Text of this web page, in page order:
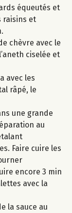
équeutés et
raisins et
chèvre avec le
ciselée et
avec les
râpé, le
une grande
au
Faire cuire les
encore 3 min
avec la
la sauce au